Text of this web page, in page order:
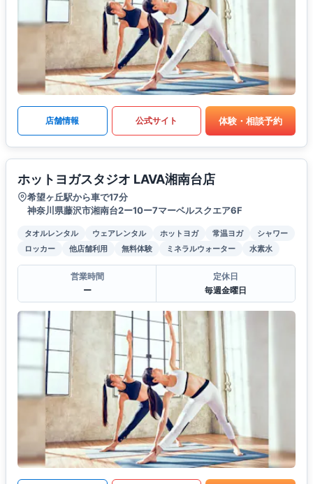
店舗情報 公式サイト 体験・相談予約
ホットヨガスタジオ LAVA湘南台店
希望ヶ丘駅から車で17分
神奈川県藤沢市湘南台2ー10ー7マーベルスクエア6F
タオルレンタル ウェアレンタル ホットヨガ 常温ヨガ
シャワー
ロッカー
他店舗利用 無料体験 ミネラルウォーター 水素水
営業時間
ー
定休日
毎週金曜日